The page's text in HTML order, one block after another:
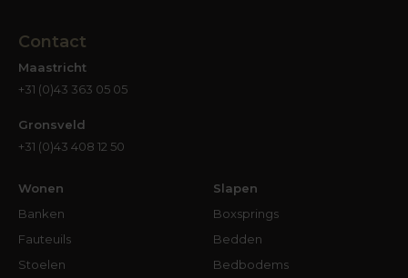
Contact
Maastricht
+31 (0)43 363 05 05
Gronsveld
+31 (0)43 408 12 50
Wonen
Banken
Fauteuils
Stoelen
Slapen
Boxsprings
Bedden
Bedbodems